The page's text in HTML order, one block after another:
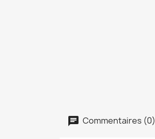
Commentaires (0)